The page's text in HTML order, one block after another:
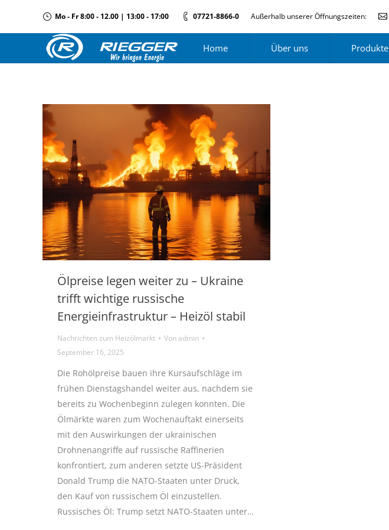
Mo - Fr 8:00 - 12.00 | 13:00 - 17:00 07721-8866-0 Außerhalb unserer Öffnungszeiten:
Home Über uns Produkte
Ölpreise legen weiter zu – Ukraine
trifft wichtige russische
Energieinfrastruktur – Heizöl stabil
Nachrichten zum Heizölmarkt Vonadmin
September 16, 2025
Die Rohölpreise bauen ihre Kursaufschläge im
frühen Dienstagshandel weiter aus, nachdem sie
bereits zu Wochenbeginn zulegen konnten. Die
Ölmärkte waren zum Wochenauftakt einerseits
mit den Auswirkungen der ukrainischen
Drohnenangriffe auf russische Raffinerien
konfrontiert, zum anderen setzte US-Präsident
Donald Trump die NATO-Staaten unter Druck,
den Kauf von russischem Öl einzustellen.
Russisches Öl: Trump setzt NATO-Staaten unter…